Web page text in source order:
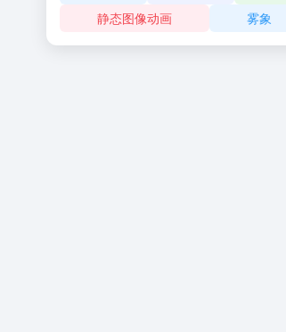
静态图像动画
雾象